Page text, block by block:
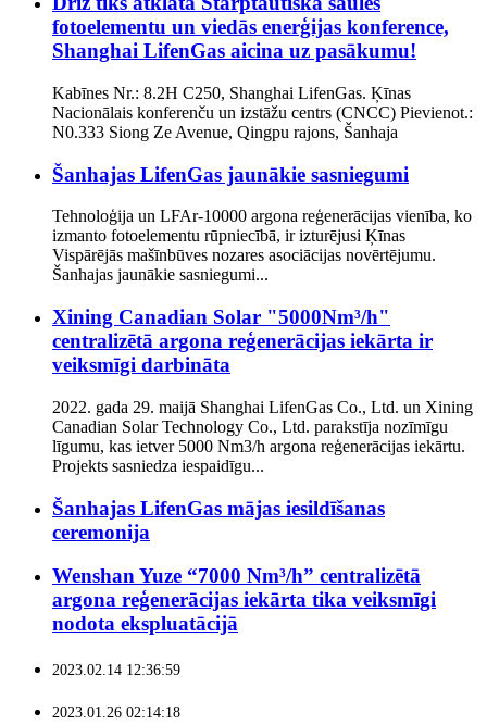
fotoelementu un viedās enerģijas konference,
Shanghai LifenGas aicina uz pasākumu!
Kabīnes Nr.: 8.2H C250, Shanghai LifenGas. Ķīnas
Nacionālais konferenču un izstāžu centrs (CNCC) Pievienot.:
N0.333 Siong Ze Avenue, Qingpu rajons, Šanhaja
Šanhajas LifenGas jaunākie sasniegumi
Tehnoloģija un LFAr-10000 argona reģenerācijas vienība, ko
izmanto fotoelementu rūpniecībā, ir izturējusi Ķīnas
Vispārējās mašīnbūves nozares asociācijas novērtējumu.
Šanhajas jaunākie sasniegumi...
Xining Canadian Solar "5000Nm³/h"
centralizētā argona reģenerācijas iekārta ir
veiksmīgi darbināta
2022. gada 29. maijā Shanghai LifenGas Co., Ltd. un Xining
Canadian Solar Technology Co., Ltd. parakstīja nozīmīgu
līgumu, kas ietver 5000 Nm3/h argona reģenerācijas iekārtu.
Projekts sasniedza iespaidīgu...
Šanhajas LifenGas mājas iesildīšanas
ceremonija
Wenshan Yuze “7000 Nm³/h” centralizētā
argona reģenerācijas iekārta tika veiksmīgi
nodota ekspluatācijā
2023.02.14 12:36:59
2023.01.26 02:14:18